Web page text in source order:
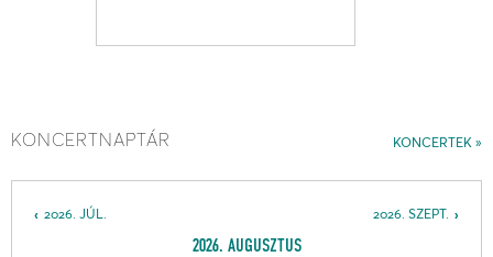
KONCERTEK
KONCERTNAPTÁR
2026. SZEPT.
2026. JÚL.
2026. AUGUSZTUS